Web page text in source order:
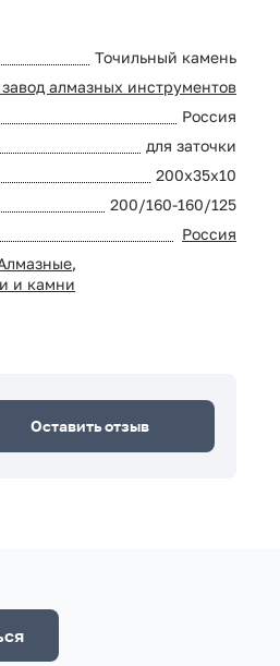
Точильный камень
алмазных инструментов
Россия
для заточки
200х35х10
200/160-160/125
Россия
,
и камни
Оставить отзыв